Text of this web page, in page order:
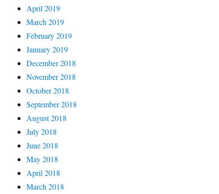
April 2019
March 2019
February 2019
January 2019
December 2018
November 2018
October 2018
September 2018
August 2018
July 2018
June 2018
May 2018
April 2018
March 2018